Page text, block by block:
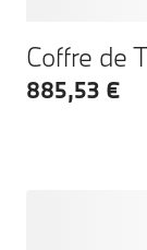
Coffre de
885,53 €